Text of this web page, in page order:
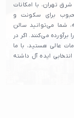
تهران، با امکانات
برای سکونت و
شما می‌توانید سالن
می‌کنند. اگر در
عالی هستید، با ما
ایده آل داشته